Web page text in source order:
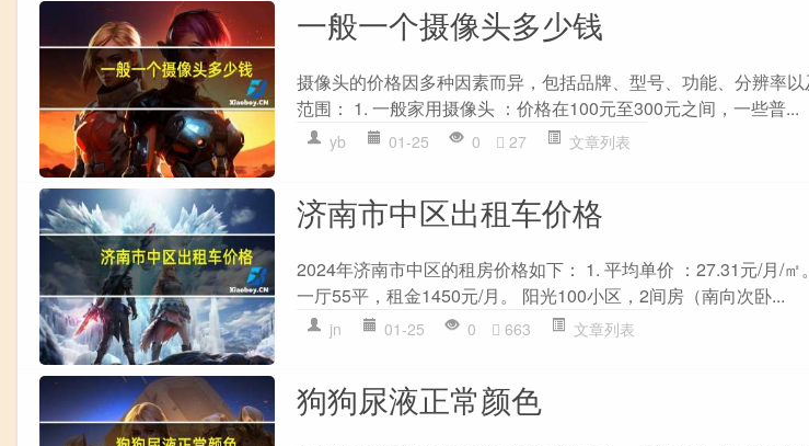
一般一个摄像头多少钱
摄像头的价格因多种因素而异，包括品牌、型号、功能、分辨率
范围： 1. 一般家用摄像头 ：价格在100元至300元之间，一些普...
yb 01-25 0 27 文章列表
济南市中区出租车价格
2024年济南市中区的租房价格如下： 1. 平均单价 ：27.31元/月/
一厅55平，租金1450元/月。 阳光100小区，2间房（南向次卧...
jn 01-25 0 663 文章列表
狗狗尿液正常颜色